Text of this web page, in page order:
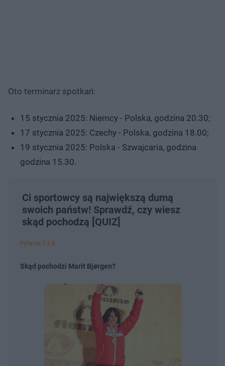
Oto terminarz spotkań:
15 stycznia 2025: Niemcy - Polska, godzina 20.30;
17 stycznia 2025: Czechy - Polska, godzina 18.00;
19 stycznia 2025: Polska - Szwajcaria, godzina
godzina 15.30.
Ci sportowcy są największą dumą
swoich państw! Sprawdź, czy wiesz
skąd pochodzą [QUIZ]
Pytanie 1 z 8
Skąd pochodzi Marit Bjørgen?